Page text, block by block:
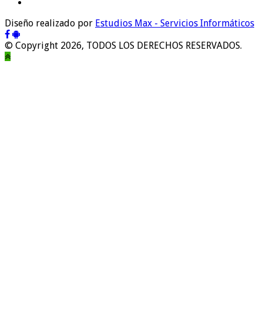
Diseño realizado por Estudios Max - Servicios Informáticos
© Copyright 2026, TODOS LOS DERECHOS RESERVADOS.